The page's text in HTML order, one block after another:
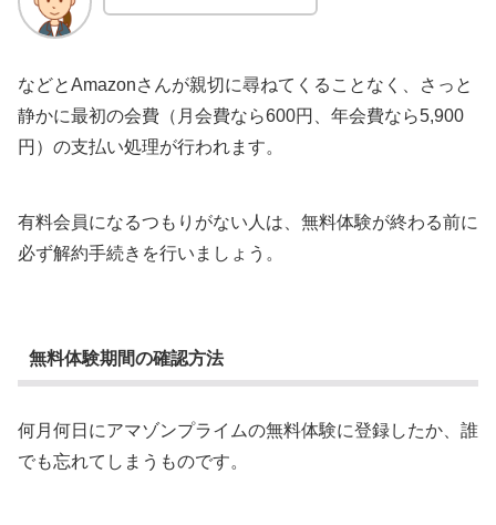
などとAmazonさんが親切に尋ねてくることなく、さっと
静かに最初の会費（月会費なら600円、年会費なら5,900
円）の支払い処理が行われます。
有料会員になるつもりがない人は、無料体験が終わる前に
必ず解約手続きを行いましょう。
無料体験期間の確認方法
何月何日にアマゾンプライムの無料体験に登録したか、誰
でも忘れてしまうものです。